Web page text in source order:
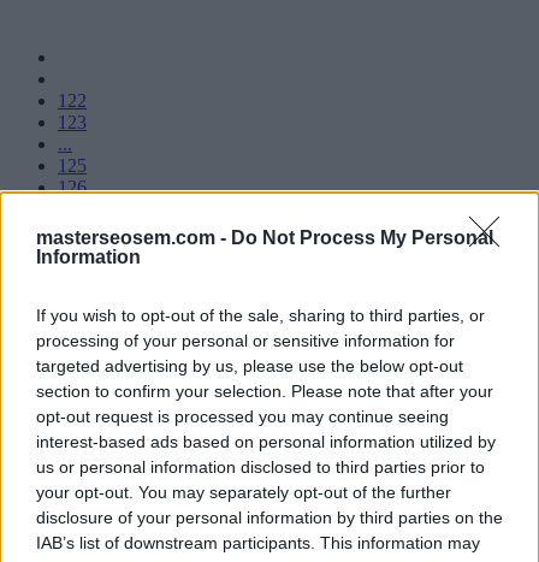
masterseosem.com - Do Not Process My Personal
Information
If you wish to opt-out of the sale, sharing to third parties, or
processing of your personal or sensitive information for
targeted advertising by us, please use the below opt-out
section to confirm your selection. Please note that after your
opt-out request is processed you may continue seeing
interest-based ads based on personal information utilized by
us or personal information disclosed to third parties prior to
your opt-out. You may separately opt-out of the further
disclosure of your personal information by third parties on the
IAB’s list of downstream participants. This information may
122
123
...
125
126
128
129
Manuel López
SEO
SEM
diccionario